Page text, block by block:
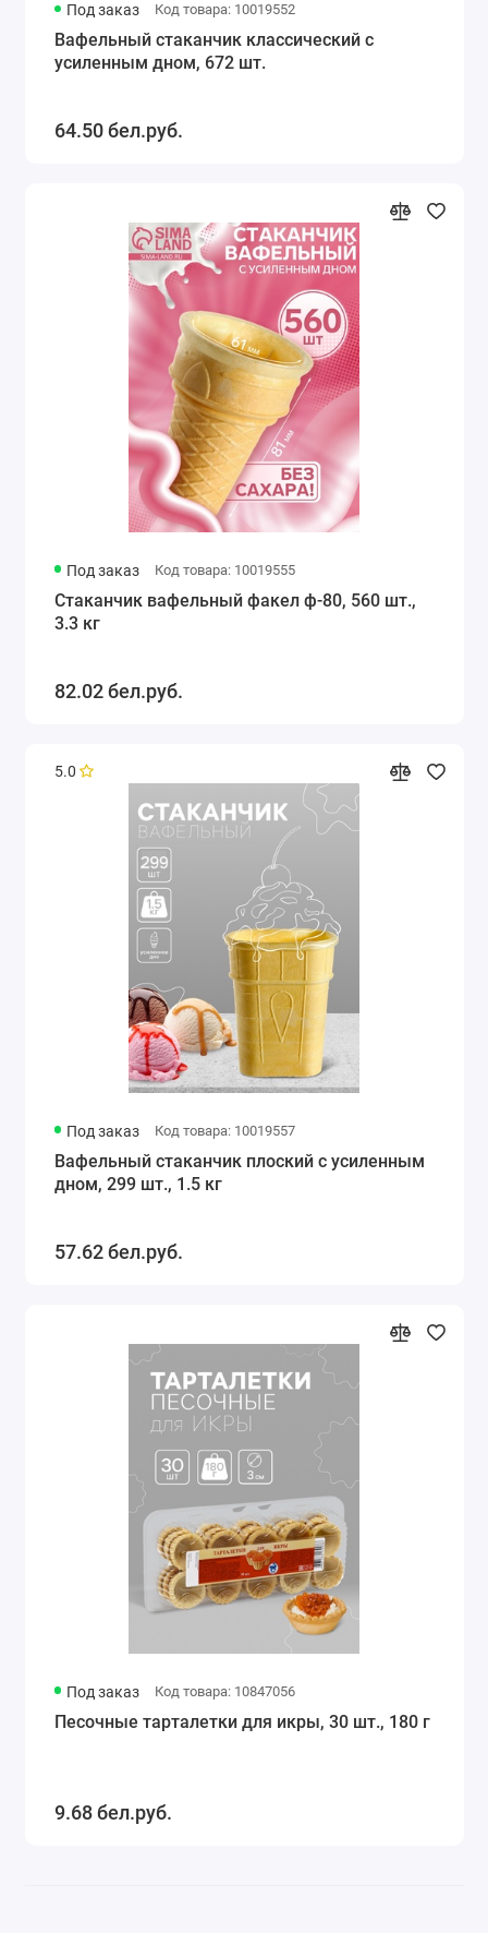
Под заказ Код товара: 10019552
Вафельный стаканчик классический с
усиленным дном, 672 шт.
64.50 бел.руб.
Под заказ Код товара: 10019555
Стаканчик вафельный факел ф-80, 560 шт.,
3.3 кг
82.02 бел.руб.
5.0
Под заказ Код товара: 10019557
Вафельный стаканчик плоский с усиленным
дном, 299 шт., 1.5 кг
57.62 бел.руб.
Под заказ Код товара: 10847056
Песочные тарталетки для икры, 30 шт., 180 г
9.68 бел.руб.